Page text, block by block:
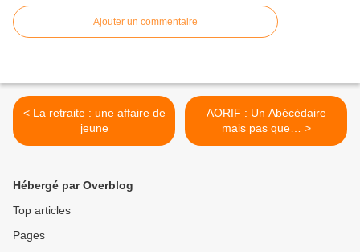
Ajouter un commentaire
< La retraite : une affaire de
jeune
AORIF : Un Abécédaire
mais pas que… >
Hébergé par Overblog
Top articles
Pages